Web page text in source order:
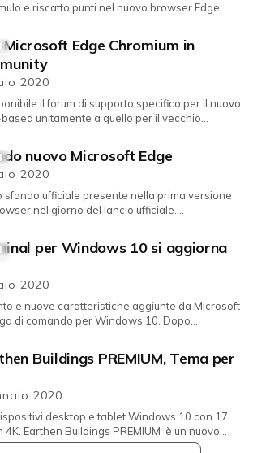
e riscatto punti nel nuovo browser Edge.
Microsoft Edge Chromium in
2020
il forum di supporto specifico per il nuovo
unitamente a quello per il vecchio
nuovo Microsoft Edge
2020
sfondo ufficiale presente nella prima versione
nel giorno del lancio ufficiale.
per Windows 10 si aggiorna
2020
e nuove caratteristiche aggiunte da Microsoft
comando per Windows 10. Dopo
Buildings PREMIUM, Tema per
2020
desktop e tablet Windows 10 con 17
un nuovo